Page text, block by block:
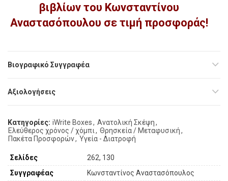
βιβλίων του Κωνσταντίνου
Αναστασόπουλου σε τιμή προσφοράς!
Βιογραφικό Συγγραφέα
Αξιολογήσεις
Κατηγορίες: iWrite Boxes, Ανατολική Σκέψη,
Ελεύθερος χρόνος / χόμπι, Θρησκεία / Μεταφυσική,
Πακέτα Προσφορών, Υγεία - Διατροφή
Σελίδες
262, 130
Συγγραφέας
Κωνσταντίνος Αναστασόπουλος